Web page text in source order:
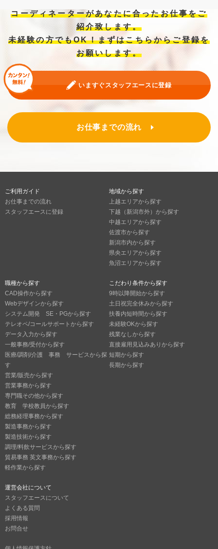
コーディネーターがあなたに合ったお仕事をご
紹介致します。
未経験の方でもOK！まずはこちらからご登録を
お願いします。
いますぐスタッフエースに登録
お仕事までの流れ
ご利用ガイド
お仕事までの流れ
スタッフエースに登録
地域から探す
上越エリアから探す
下越（新潟市外）から探す
中越エリアから探す
佐渡市から探す
新潟市内から探す
県央エリアから探す
魚沼エリアから探す
職種から探す
CAD操作から探す
Webデザインから探す
システム開発 SE・PGから探す
テレオペ/コールサポートから探す
データ入力から探す
一般事務/受付から探す
医療/調剤/介護 事務 サービスから探
す
営業/販売から探す
営業事務から探す
専門職その他から探す
教育 学校教員から探す
総務経理事務から探す
製造事務から探す
製造技術から探す
調理/料飲サービスから探す
貿易事務 英文事務から探す
軽作業から探す
こだわり条件から探す
9時以降開始から探す
土日祝完全休みから探す
扶養内短時間から探す
未経験OKから探す
残業なしから探す
直接雇用見込みありから探す
短期から探す
長期から探す
運営会社について
スタッフエースについて
よくある質問
採用情報
お問合せ